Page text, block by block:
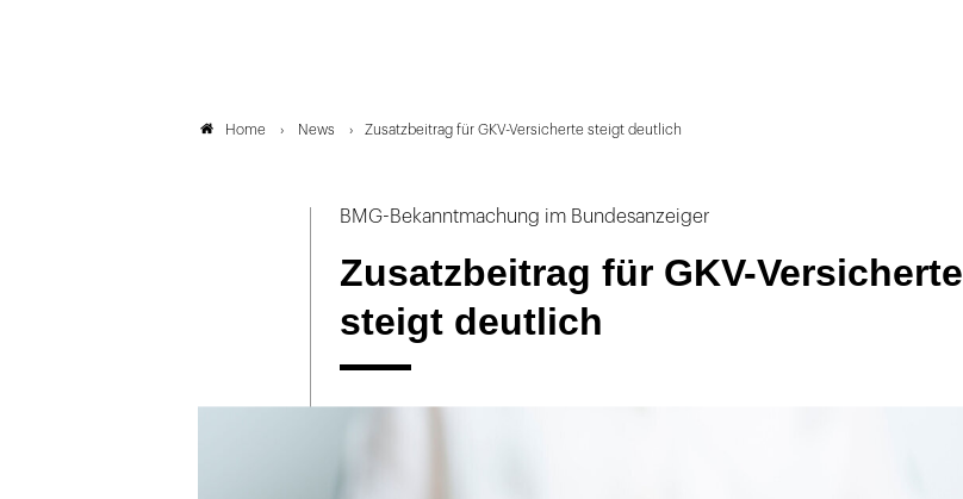
Home News Zusatzbeitrag für GKV-Versicherte steigt deutlich
BMG-Bekanntmachung im Bundesanzeiger
Zusatzbeitrag für GKV-Versicherte
steigt deutlich